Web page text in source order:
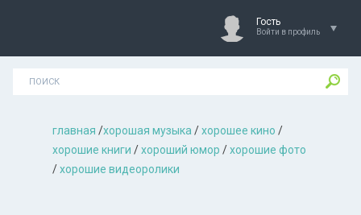
Гость
Войти в профиль
главная /хорошая музыкa /хорошее кино /
хорошие книги /хороший юмор /хорошие фото
/хорошие видеоролики